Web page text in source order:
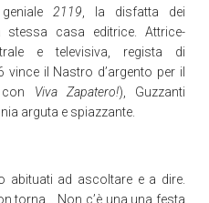
2119 , la disfatta dei
casa editrice. Attrice-
e televisiva, regista di
vince il Nastro d’argento per il
con Viva Zapatero!), Guzzanti
arguta e spiazzante.
abituati ad ascoltare e a dire.
torna… Non c’è una una festa